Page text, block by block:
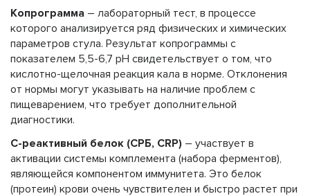
Копрограмма – лабораторный тест, в процессе
которого анализируется ряд физических и химических
параметров стула. Результат копрограммы с
показателем 5,5-6,7 рН свидетельствует о том, что
кислотно-щелочная реакция кала в норме. Отклонения
от нормы могут указывать на наличие проблем с
пищеварением, что требует дополнительной
диагностики.
С-реактивный белок (СРБ, CRP) – участвует в
активации системы комплемента (набора ферментов),
являющейся компонентом иммунитета. Это белок
(протеин) крови очень чувствителен и быстро растет при